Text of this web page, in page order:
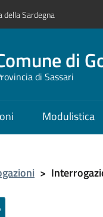
della Sardegna
di
di Sassari
Modulistica
>